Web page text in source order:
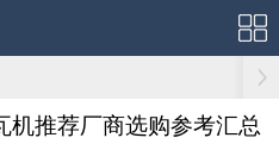
机推荐厂商选购参考汇总